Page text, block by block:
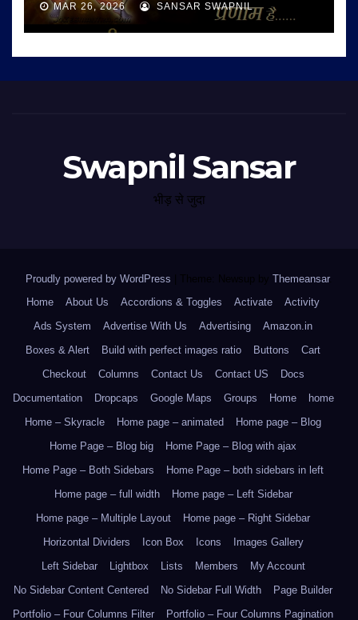
MAR 26, 2026 SANSAR SWAPNIL
Swapnil Sansar
भीड़ से जुदा
Proudly powered by WordPress Theme: Newsup by Themeansar.
Home
About Us Accordions & Toggles Activate
Activity
Ads System
Advertise With Us Advertising
Amazon.in
Boxes & Alert
Build with perfect images ratio Buttons
Cart
Checkout
Columns Contact Us Contact US
Docs
Documentation
Dropcaps Google Maps Groups Home
home
Home – Skyracle
Home page – animated
Home page – Blog
Home Page – Blog big
Home Page – Blog with ajax
Home Page – Both Sidebars
Home Page – both sidebars in left
Home page – full width
Home page – Left Sidebar
Home page – Multiple Layout
Home page – Right Sidebar
Horizontal Dividers
Icon Box Icons
Images Gallery
Left Sidebar
Lightbox Lists Members
My Account
No Sidebar Content Centered
No Sidebar Full Width
Page Builder
Portfolio – Four Columns Filter
Portfolio – Four Columns Pagination